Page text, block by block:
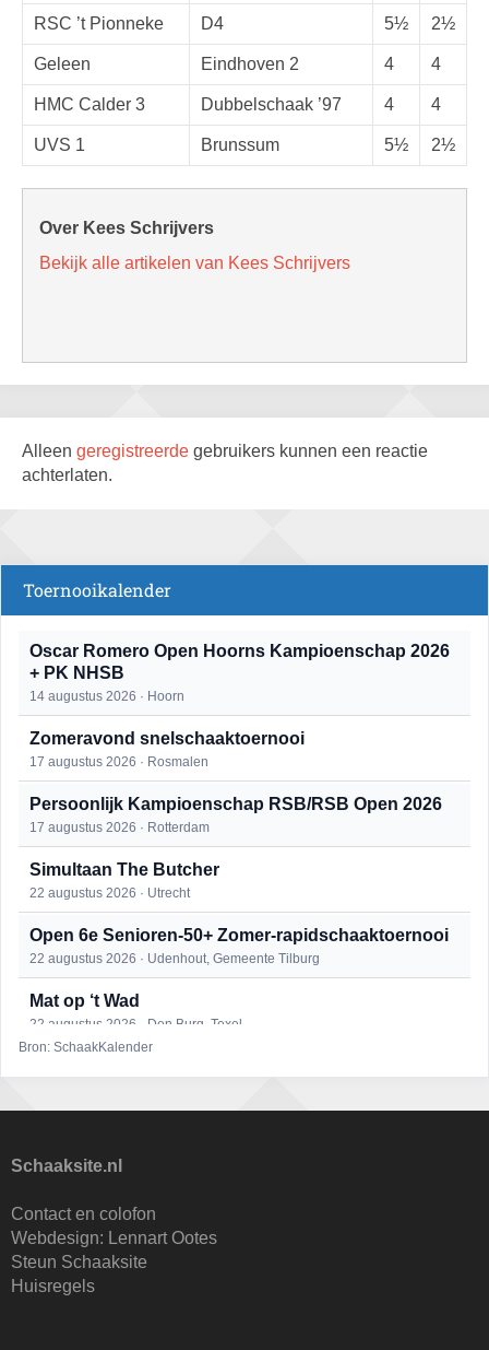
RSC ’t Pionneke D4 5½ 2½
Geleen Eindhoven 2 4 4
HMC Calder 3 Dubbelschaak ’97 4 4
UVS 1 Brunssum 5½ 2½
Over Kees Schrijvers
Bekijk alle artikelen van Kees Schrijvers
Alleen geregistreerde gebruikers kunnen een reactie
achterlaten.
Toernooikalender
Oscar Romero Open Hoorns Kampioenschap 2026
+ PK NHSB
14 augustus 2026 · Hoorn
Zomeravond snelschaaktoernooi
17 augustus 2026 · Rosmalen
Persoonlijk Kampioenschap RSB/RSB Open 2026
17 augustus 2026 · Rotterdam
Simultaan The Butcher
22 augustus 2026 · Utrecht
Open 6e Senioren-50+ Zomer-rapidschaaktoernooi
22 augustus 2026 · Udenhout, Gemeente Tilburg
Mat op ‘t Wad
22 augustus 2026 · Den Burg, Texel
25 augustus 2026 · Bunschoten-Spakenburg
27 augustus 2026 · Delft
Nazomervierkampentoernooi 2026
28 augustus 2026 · Assen
Bron: SchaakKalender
Schaaksite.nl
Contact en colofon
Webdesign: Lennart Ootes
Steun Schaaksite
Huisregels